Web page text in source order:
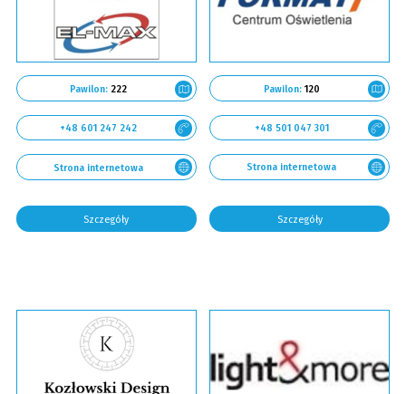
Pawilon: 222
+48 601 247 242
Strona internetowa
Szczegóły
Pawilon:120
+48 501 047 301
Strona internetowa
Szczegóły